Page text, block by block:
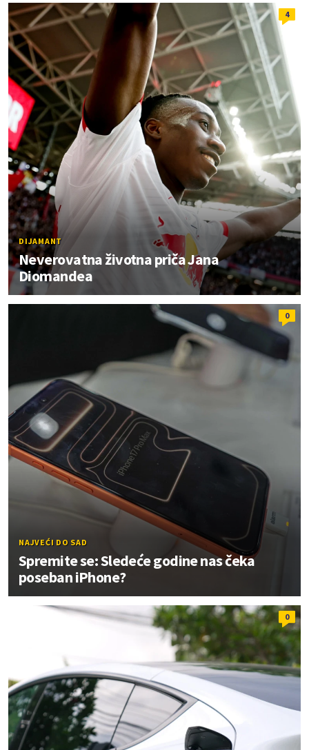
4
DIJAMANT
Neverovatna životna priča Jana
Diomandea
0
NAJVEĆI DO SAD
Spremite se: Sledeće godine nas čeka
poseban iPhone?
0